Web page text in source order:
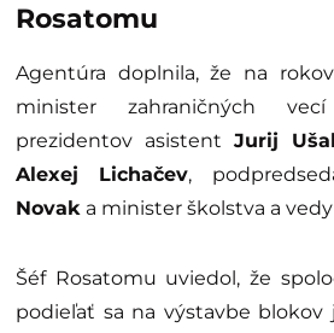
Rosatomu
Agentúra doplnila, že na
minister zahraničných
prezidentov asistent Jurij
Alexej Lichačev,
Novak a minister školstva a vedy
Šéf Rosatomu uviedol, že
podieľať sa na výstavbe blokov